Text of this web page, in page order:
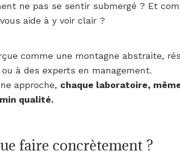
ne pas se sentir submergé ? Et
aide à y voir clair ?
comme une montagne abstraite,
à des experts en management.
approche, chaque laboratoire,
qualité.
faire concrètement ?